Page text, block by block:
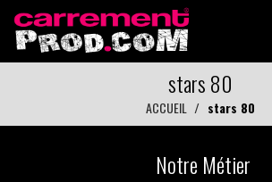
stars 80
ACCUEIL stars 80
Notre Métier